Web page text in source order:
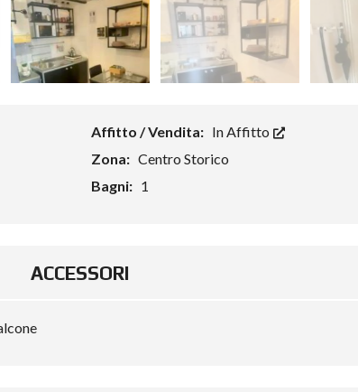
Affitto / Vendita: In Affitto
Zona: Centro Storico
Bagni: 1
ACCESSORI